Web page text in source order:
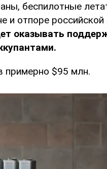
беспилотные
отпоре российской
оказывать
примерно $95 млн.